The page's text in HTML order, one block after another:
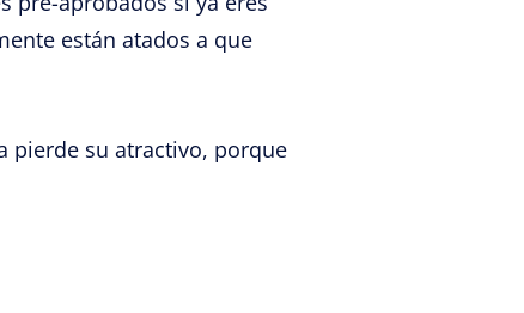
están atados a que
pierde su atractivo, porque